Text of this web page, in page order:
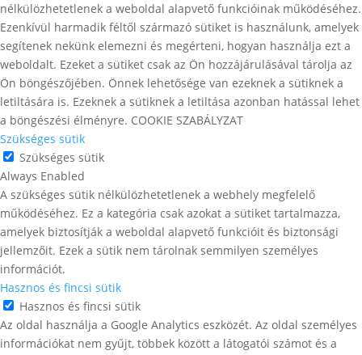
nélkülözhetetlenek a weboldal alapvető funkcióinak működéséhez.
Ezenkívül harmadik féltől származó sütiket is használunk, amelyek
segítenek nekünk elemezni és megérteni, hogyan használja ezt a
weboldalt. Ezeket a sütiket csak az Ön hozzájárulásával tárolja az
Ön böngészőjében. Önnek lehetősége van ezeknek a sütiknek a
letiltására is. Ezeknek a sütiknek a letiltása azonban hatással lehet
a böngészési élményre. COOKIE SZABÁLYZAT
Szükséges sütik
Szükséges sütik
Always Enabled
A szükséges sütik nélkülözhetetlenek a webhely megfelelő
működéséhez. Ez a kategória csak azokat a sütiket tartalmazza,
amelyek biztosítják a weboldal alapvető funkcióit és biztonsági
jellemzőit. Ezek a sütik nem tárolnak semmilyen személyes
információt.
Hasznos és fincsi sütik
Hasznos és fincsi sütik
Az oldal használja a Google Analytics eszközét. Az oldal személyes
információkat nem gyűjt, többek között a látogatói számot és a